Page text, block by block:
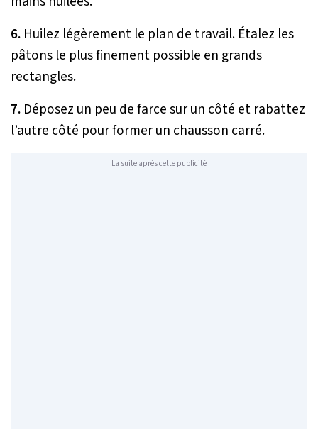
6. Huilez légèrement le plan de travail. Étalez les
pâtons le plus finement possible en grands
rectangles.
7. Déposez un peu de farce sur un côté et rabattez
l’autre côté pour former un chausson carré.
La suite après cette publicité